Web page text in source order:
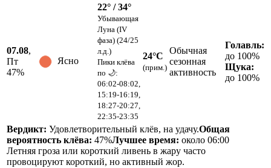
07.08,
Пт
47%
Ясно
22° / 34°
Убывающая
Луна (IV
фаза) (24/25
л.д.)
Пики клёва
по 🌙:
06:02-08:02,
15:19-16:19,
18:27-20:27,
22:35-23:35
24°C
(прим.)
Обычная
сезонная
активность
Голавль:
до 100%
Щука:
до 100%
Вердикт: Удовлетворительный клёв, на удачу.Общая
вероятность клёва: 47%Лучшее время: около 06:00
Летняя гроза или короткий ливень в жару часто
провоцируют короткий, но активный жор.